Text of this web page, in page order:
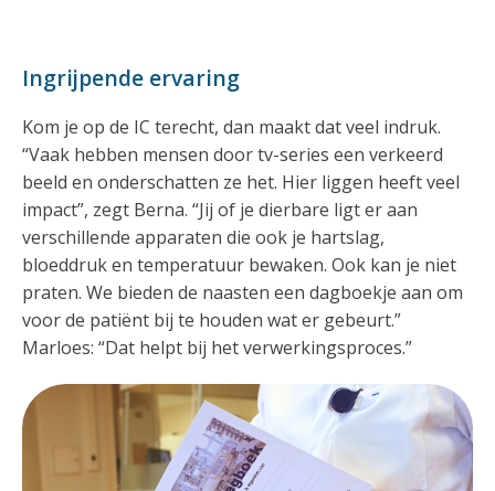
Ingrijpende ervaring
Kom je op de IC terecht, dan maakt dat veel indruk.
“Vaak hebben mensen door tv-series een verkeerd
beeld en onderschatten ze het. Hier liggen heeft veel
impact”, zegt Berna. “Jij of je dierbare ligt er aan
verschillende apparaten die ook je hartslag,
bloeddruk en temperatuur bewaken. Ook kan je niet
praten. We bieden de naasten een dagboekje aan om
voor de patiënt bij te houden wat er gebeurt.”
Marloes: “Dat helpt bij het verwerkingsproces.”